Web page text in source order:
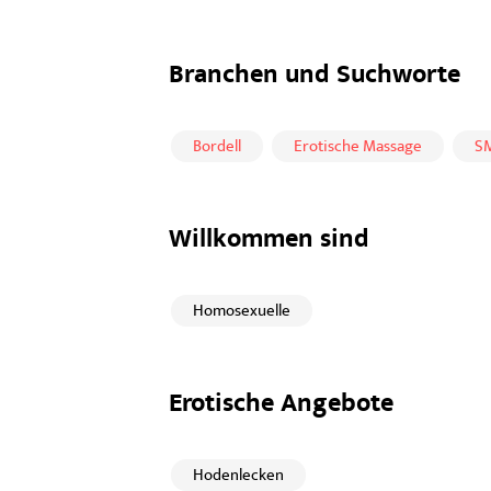
Branchen und Suchworte
Bordell Erotische Massage
Willkommen sind
Homosexuelle
Erotische Angebote
Hodenlecken